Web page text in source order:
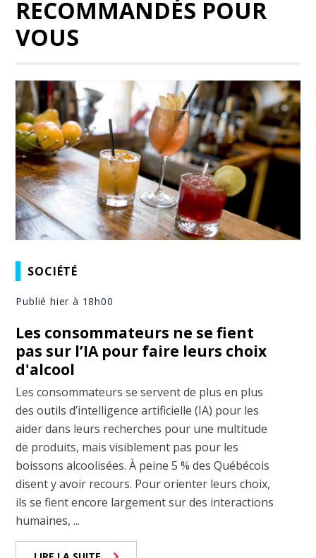
RECOMMANDÉS POUR
VOUS
SOCIÉTÉ
Publié hier à 18h00
Les consommateurs ne se fient
pas sur l’IA pour faire leurs choix
d'alcool
Les consommateurs se servent de plus en plus
des outils d’intelligence artificielle (IA) pour les
aider dans leurs recherches pour une multitude
de produits, mais visiblement pas pour les
boissons alcoolisées. À peine 5 % des Québécois
disent y avoir recours. Pour orienter leurs choix,
ils se fient encore largement sur des interactions
humaines, ...